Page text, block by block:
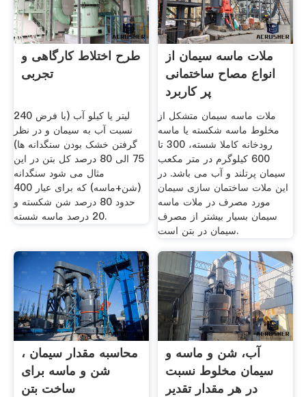
طرح اختلاط کارگاهی و
تجربی
240 لیتر یا کیلو آب (با فرض
نسبت آب به سیمان و در نظر
گرفتن خشک بودن سنگدانه ها)
75 الی 80 درصد کل بتن در این
مثال می شود سنگدانه
(شن+ماسه) که برای عیار 400
حدود 80 درصد شن شکسته و
20 درصد ماسه شسته.
ملات ماسه سیمان از
انواع مصاح ساختمانی
پر کاربرد
ملات ماسه سیمان متشکل از
مخلوط ماسه شکسته یا ماسه
رودخانه کاملا شسته، 300 تا
600 کیلوگرم در متر مکعب
سیمان پرتلند و آب می باشد. در
این ملات ساختمان سازی سیمان
مورد مصرف در ملات ماسه
سیمان بسیار بیشتر از مصرف
سیمان در بتن است.
محاسبه مقدار سیمان ،
شن و ماسه برای
ساخت بتن
آب، شن و ماسه و
سیمان مخلوط نسبت
در هر مقدار تقدیر